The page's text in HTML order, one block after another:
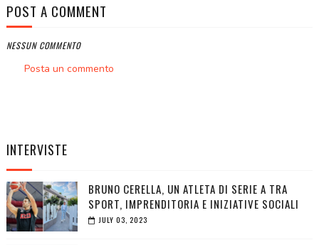
POST A COMMENT
NESSUN COMMENTO
Posta un commento
INTERVISTE
BRUNO CERELLA, UN ATLETA DI SERIE A TRA
SPORT, IMPRENDITORIA E INIZIATIVE SOCIALI
JULY 03, 2023